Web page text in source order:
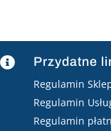
 Przydatne
Regulamin
Regulamin
Regulamin